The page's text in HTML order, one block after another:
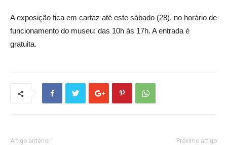
A exposição fica em cartaz até este sábado (28), no horário de
funcionamento do museu: das 10h às 17h. A entrada é
gratuita.
Artigo anterior Próximo artigo